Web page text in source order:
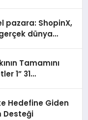
pazara: ShopinX,
dünya
Tamamını
1” 31
Hedefine Giden
Desteği